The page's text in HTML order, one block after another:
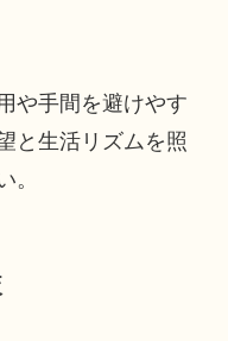
や手間を避けやす
と生活リズムを照
。